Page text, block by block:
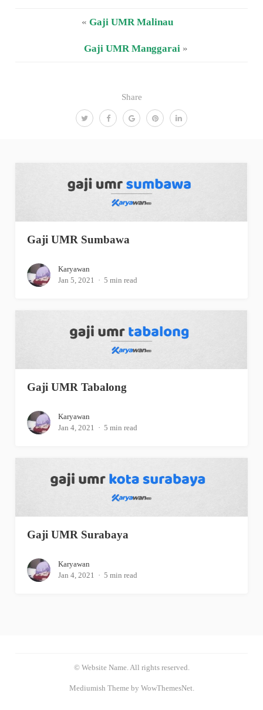
Share
« Gaji UMR Malinau
Gaji UMR Manggarai »
Gaji UMR Sumbawa
Karyawan
Jan 5, 2021
5 min read
Gaji UMR Tabalong
Karyawan
Jan 4, 2021
5 min read
Gaji UMR Surabaya
Karyawan
Jan 4, 2021
5 min read
© Website Name. All rights reserved.
Mediumish Theme by WowThemesNet.